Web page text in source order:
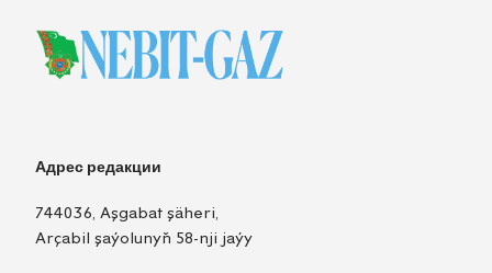
Адрес редакции
744036, Aşgabat şäheri,
Arçabil şaýolunyň 58-nji jaýy